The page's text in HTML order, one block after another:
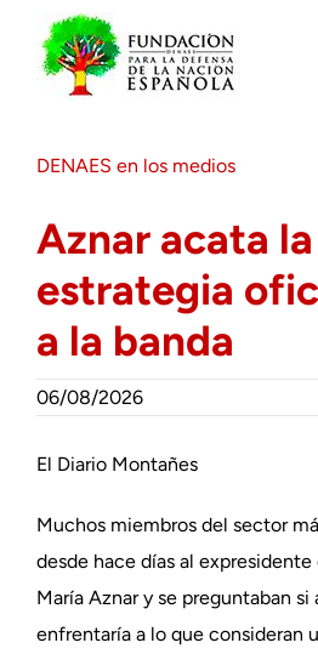
contenido
Actualidad
Actividades
DENAES en los medios
Aznar acata la
estrategia
a la banda
06/08/2026
El Diario Montañes
Muchos miembros del sector
desde hace días al
María Aznar y se preguntaban si
enfrentaría a lo que consideran